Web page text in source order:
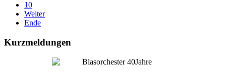
10
Weiter
Ende
Kurzmeldungen